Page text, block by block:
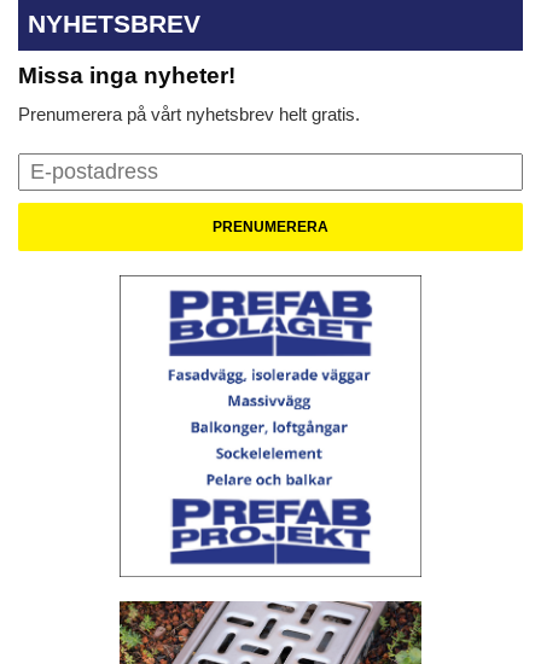
NYHETSBREV
Missa inga nyheter!
Prenumerera på vårt nyhetsbrev helt gratis.